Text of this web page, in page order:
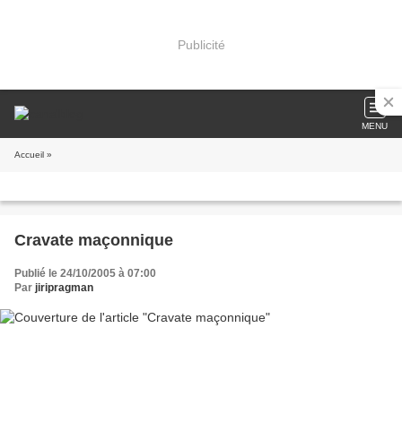
Publicité
MENU
Accueil »
Cravate maçonnique
Publié le 24/10/2005 à 07:00
Par jiripragman